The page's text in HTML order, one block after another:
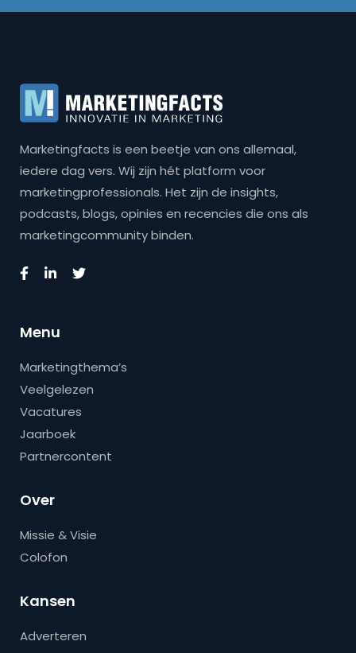
Marketingfacts is een beetje van ons allemaal,
iedere dag vers. Wij zijn hét platform voor
marketingprofessionals. Het zijn de insights,
podcasts, blogs, opinies en recencies die ons als
marketingcommunity binden.
Menu
Marketingthema’s
Veelgelezen
Vacatures
Jaarboek
Partnercontent
Over
Missie & Visie
Colofon
Kansen
Adverteren